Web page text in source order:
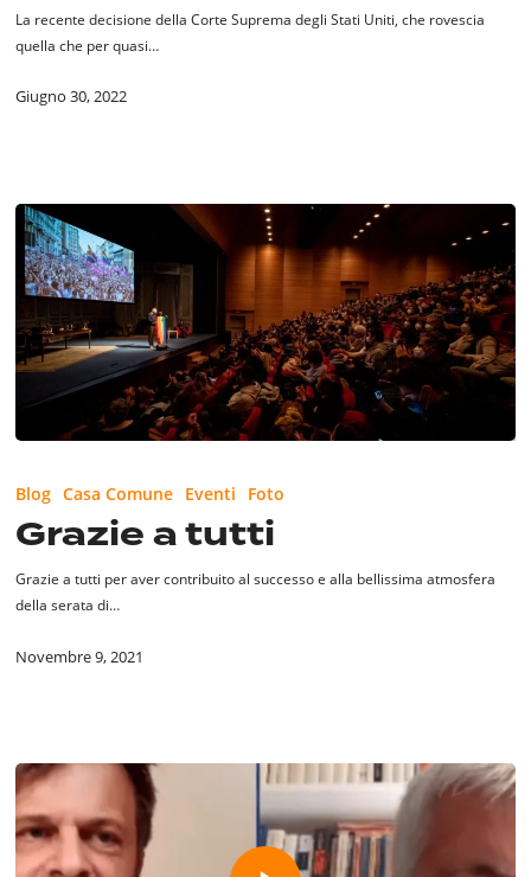
La recente decisione della Corte Suprema degli Stati Uniti, che rovescia
quella che per quasi…
Giugno 30, 2022
tutti
Blog Casa Comune Eventi Foto
Grazie a tutti
Grazie a tutti per aver contribuito al successo e alla bellissima atmosfera
della serata di…
Novembre 9, 2021